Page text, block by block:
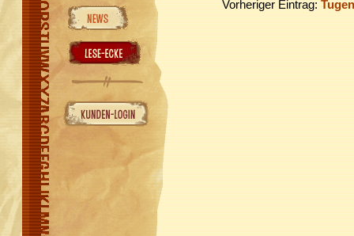
Vorheriger Eintrag: